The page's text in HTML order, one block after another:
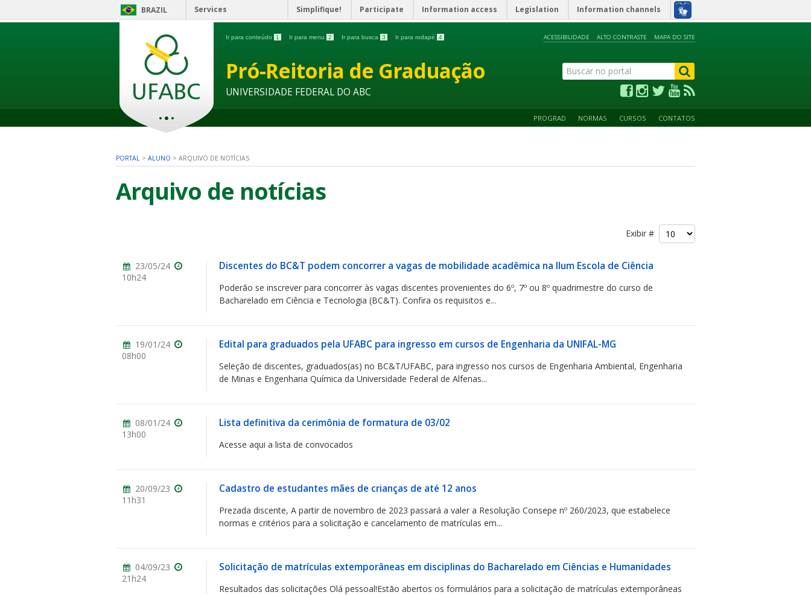
BRAZIL Services Simplifique! Participate Information access Legislation Information channels
Ir para conteúdo 1 Ir para menu 2 Ir para busca 3 Ir para rodapé 4 ACESSIBILIDADE ALTO CONTRASTE MAPA DO SITE
Pró-Reitoria de Graduação
UNIVERSIDADE FEDERAL DO ABC
PROGRAD NORMAS CURSOS CONTATOS
PORTAL > ALUNO > ARQUIVO DE NOTÍCIAS
Arquivo de notícias
Exibir #
Discentes do BC&T podem concorrer a vagas de mobilidade acadêmica na Ilum Escola de Ciência
Poderão se inscrever para concorrer às vagas discentes provenientes do 6º, 7º ou 8º quadrimestre do curso de
Bacharelado em Ciência e Tecnologia (BC&T). Confira os requisitos e...
23/05/24
10h24
Edital para graduados pela UFABC para ingresso em cursos de Engenharia da UNIFAL-MG
Seleção de discentes, graduados(as) no BC&T/UFABC, para ingresso nos cursos de Engenharia Ambiental, Engenharia
de Minas e Engenharia Química da Universidade Federal de Alfenas...
19/01/24
08h00
Lista definitiva da cerimônia de formatura de 03/02
Acesse aqui a lista de convocados
08/01/24
13h00
Cadastro de estudantes mães de crianças de até 12 anos
Prezada discente, A partir de novembro de 2023 passará a valer a Resolução Consepe nº 260/2023, que estabelece
normas e critérios para a solicitação e cancelamento de matrículas em...
20/09/23
11h31
Solicitação de matrículas extemporâneas em disciplinas do Bacharelado em Ciências e Humanidades
Resultados das solicitações Olá pessoal!Estão abertos os formulários para a solicitação de matrículas extemporâneas
04/09/23
21h24